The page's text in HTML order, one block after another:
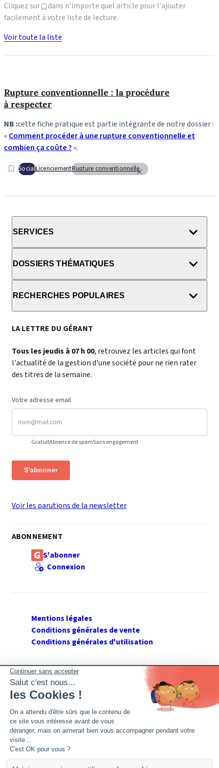
Rupture conventionnelle : la procédure
à respecter
NB :cette fiche pratique est partie intégrante de notre dossier :
« Comment procéder à une rupture conventionnelle et
combien ça coûte ? ».
SocialLicenciementRupture conventionnelle
Cliquez sur
dans n'importe quel article pour l'ajouter
facilement à votre liste de lecture.
Voir toute la liste
SERVICES
DOSSIERS THÉMATIQUES
RECHERCHES POPULAIRES
LA LETTRE DU GÉRANT
Tous les jeudis à 07 h 00, retrouvez les articles qui font
l'actualité de la gestion d'une société pour ne rien rater
des titres de la semaine.
Votre adresse email
GratuitAbsence de spamSans engagement
S'abonner
Voir les parutions de la newsletter
ABONNEMENT
S'abonner
Connexion
Mentions légales
Conditions générales de vente
Conditions générales d'utilisation
SUIVEZ GERANT DE SARL
Twitter
Facebook